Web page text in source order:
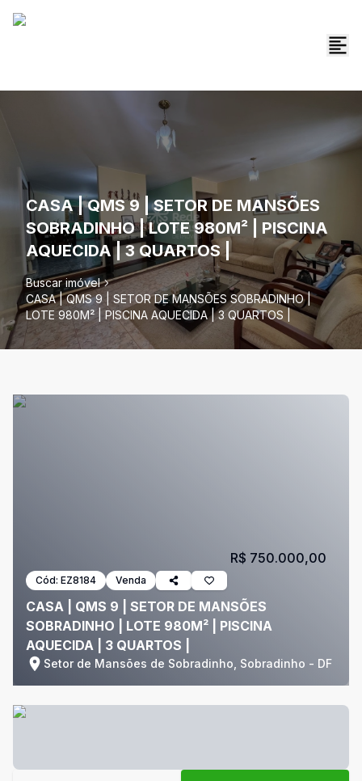
CASA | QMS 9 | SETOR DE MANSÕES
SOBRADINHO | LOTE 980M² | PISCINA
AQUECIDA | 3 QUARTOS |
Buscar imóvel
CASA | QMS 9 | SETOR DE MANSÕES SOBRADINHO |
LOTE 980M² | PISCINA AQUECIDA | 3 QUARTOS |
Cód: EZ8184 Venda
CASA | QMS 9 | SETOR DE MANSÕES
SOBRADINHO | LOTE 980M² | PISCINA
AQUECIDA | 3 QUARTOS |
Setor de Mansões de Sobradinho, Sobradinho - DF
R$ 750.000,00